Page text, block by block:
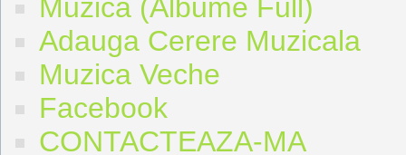
Muzica (Albume Full)
Adauga Cerere Muzicala
Muzica Veche
Facebook
CONTACTEAZA-MA